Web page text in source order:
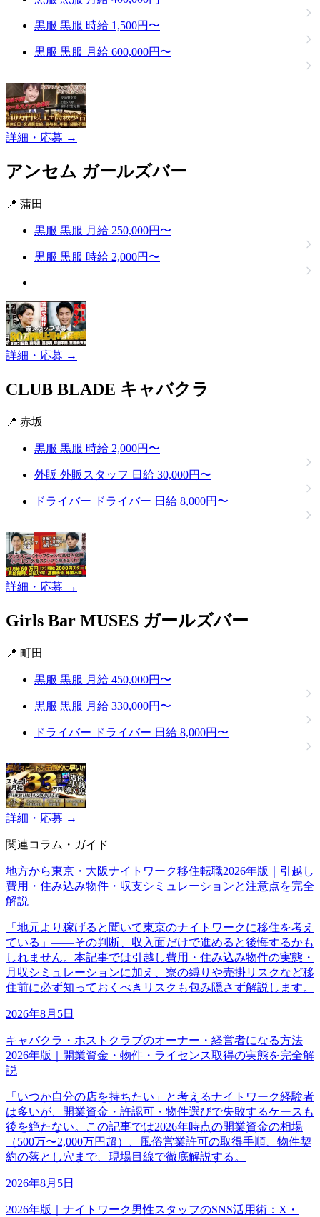
黒服 黒服 時給 1,500円〜
黒服 黒服 月給 600,000円〜
詳細・応募 →
アンセム ガールズバー
📍 蒲田
黒服 黒服 月給 250,000円〜
黒服 黒服 時給 2,000円〜
詳細・応募 →
CLUB BLADE キャバクラ
📍 赤坂
黒服 黒服 時給 2,000円〜
外販 外販スタッフ 日給 30,000円〜
ドライバー ドライバー 日給 8,000円〜
詳細・応募 →
Girls Bar MUSES ガールズバー
📍 町田
黒服 黒服 月給 450,000円〜
黒服 黒服 月給 330,000円〜
ドライバー ドライバー 日給 8,000円〜
詳細・応募 →
関連コラム・ガイド
地方から東京・大阪ナイトワーク移住転職2026年版｜引越し
費用・住み込み物件・収支シミュレーションと注意点を完全
解説
「地元より稼げると聞いて東京のナイトワークに移住を考え
ている」——その判断、収入面だけで進めると後悔するかも
しれません。本記事では引越し費用・住み込み物件の実態・
月収シミュレーションに加え、寮の縛りや売掛リスクなど移
住前に必ず知っておくべきリスクも包み隠さず解説します。
2026年8月5日
キャバクラ・ホストクラブのオーナー・経営者になる方法
2026年版｜開業資金・物件・ライセンス取得の実態を完全解
説
「いつか自分の店を持ちたい」と考えるナイトワーク経験者
は多いが、開業資金・許認可・物件選びで失敗するケースも
後を絶たない。この記事では2026年時点の開業資金の相場
（500万〜2,000万円超）、風俗営業許可の取得手順、物件契
約の落とし穴まで、現場目線で徹底解説する。
2026年8月5日
2026年版｜ナイトワーク男性スタッフのSNS活用術：X・